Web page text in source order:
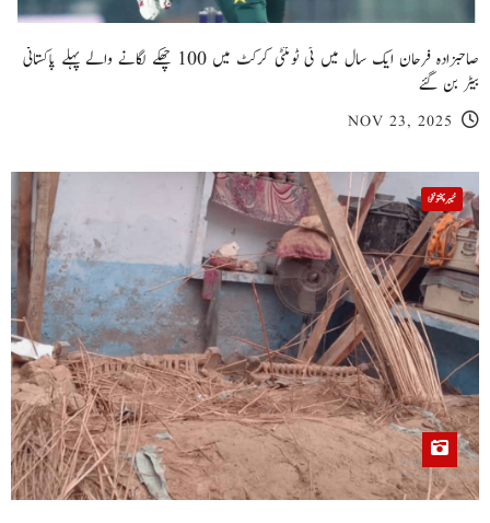
صاحبزادہ فرحان ایک سال میں ٹی ٹوئنٹی کرکٹ میں 100 چھکے لگانے والے پہلے پاکستانی
بیٹر بن گئے
NOV 23, 2025
خیبر پختونخوا